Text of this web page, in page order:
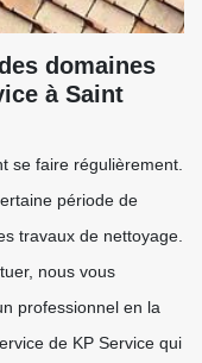
domaines
à Saint
se faire régulièrement.
période de
travaux de nettoyage.
nous vous
professionnel en la
de KP Service qui